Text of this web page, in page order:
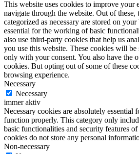
This website uses cookies to improve your
navigate through the website. Out of these,
categorized as necessary are stored on
essential for the working of basic
also use third-party cookies that help us
you use this website. These cookies will
only with your consent. You also have the
cookies. But opting out of some of these
browsing experience.
Necessary
Necessary
immer aktiv
Necessary cookies are absolutely essential
function properly. This category only
basic functionalities and security features
cookies do not store any personal
Non-necessary